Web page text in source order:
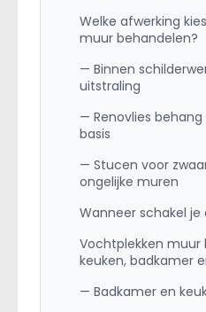
Welke afwerking
muur behandelen?
— Binnen
uitstraling
— Renovlies
basis
— Stucen voor
ongelijke muren
Wanneer schakel
Vochtplekken muur
keuken, badkamer
— Badkamer en